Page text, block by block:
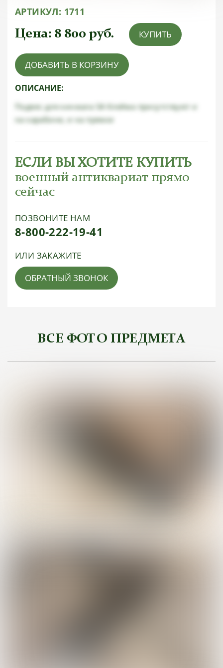
АРТИКУЛ: 1711
Цена: 8 800 руб. КУПИТЬ
ДОБАВИТЬ В КОРЗИНУ
ОПИСАНИЕ:
Подвес для кинжала SA Клейма присутствуют и
на карабине, и на пряжке
ЕСЛИ ВЫ ХОТИТЕ КУПИТЬ
военный антиквариат прямо
сейчас
ПОЗВОНИТЕ НАМ
8-800-222-19-41
ИЛИ ЗАКАЖИТЕ
ОБРАТНЫЙ ЗВОНОК
ВСЕ ФОТО ПРЕДМЕТА